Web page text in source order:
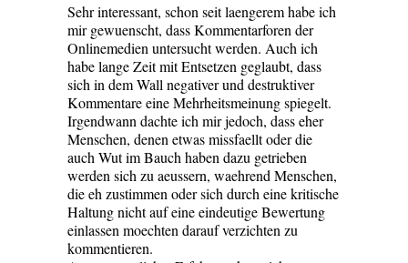
Sehr interessant, schon seit laengerem habe ich
mir gewuenscht, dass Kommentarforen der
Onlinemedien untersucht werden. Auch ich
habe lange Zeit mit Entsetzen geglaubt, dass
sich in dem Wall negativer und destruktiver
Kommentare eine Mehrheitsmeinung spiegelt.
Irgendwann dachte ich mir jedoch, dass eher
Menschen, denen etwas missfaellt oder die
auch Wut im Bauch haben dazu getrieben
werden sich zu aeussern, waehrend Menschen,
die eh zustimmen oder sich durch eine kritische
Haltung nicht auf eine eindeutige Bewertung
einlassen moechten darauf verzichten zu
kommentieren.